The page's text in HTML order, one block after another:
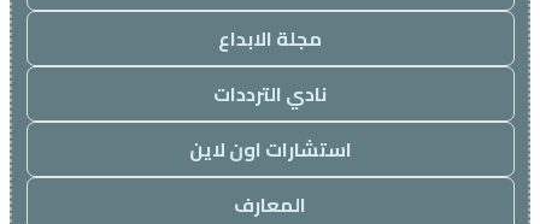
مجلة الابداع
نادي الترددات
استشارات اون لاين
المعارف